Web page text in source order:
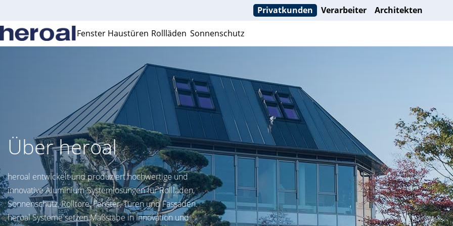
Privatkunden Verarbeiter Architekten
Fenster Haustüren Rollläden Sonnenschutz
Über heroal
heroal entwickelt und produziert hochwertige und
innovative Aluminium-Systemlösungen für Rollläden,
Sonnenschutz, Rolltore, Fenster, Türen und Fassaden.
heroal Systeme setzen Maßstäbe in Innovation und